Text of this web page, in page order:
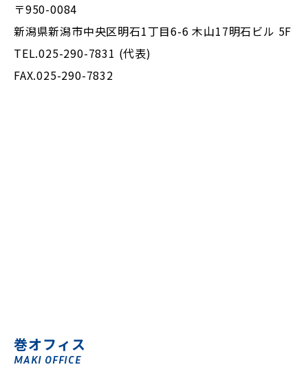
〒950-0084
新潟県新潟市中央区明石1丁目6-6 木山17明石ビル 5F
TEL.025-290-7831 (代表)
FAX.025-290-7832
巻オフィス
MAKI OFFICE